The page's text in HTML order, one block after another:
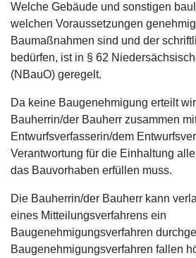
Welche Gebäude und sonstigen
welchen Voraussetzungen
Baumaßnahmen sind und der
bedürfen, ist in § 62
(NBauO) geregelt.
Da keine Baugenehmigung erteilt
Bauherrin/der Bauherr zusammen
Entwurfsverfasserin/dem
Verantwortung für die Einhaltung
das Bauvorhaben erfüllen muss.
Die Bauherrin/der Bauherr kann
eines Mitteilungsverfahrens ein
Baugenehmigungsverfahren
Baugenehmigungsverfahren fallen